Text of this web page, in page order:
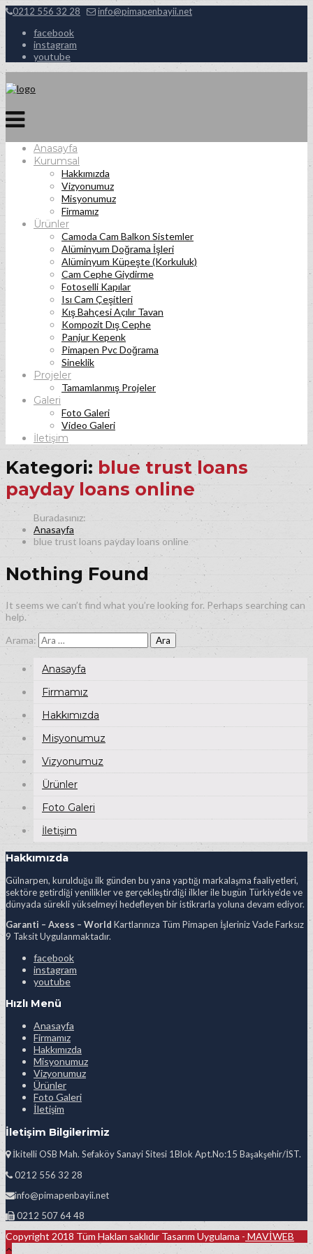
0212 556 32 28 info@pimapenbayii.net
facebook
instagram
youtube
Anasayfa
Kurumsal
Hakkımızda
Vizyonumuz
Misyonumuz
Firmamız
Ürünler
Camoda Cam Balkon Sistemler
Alüminyum Doğrama İşleri
Alüminyum Küpeşte (Korkuluk)
Cam Cephe Giydirme
Fotoselli Kapılar
Isı Cam Çeşitleri
Kış Bahçesi Açılır Tavan
Kompozit Dış Cephe
Panjur Kepenk
Pimapen Pvc Doğrama
Sineklik
Projeler
Tamamlanmış Projeler
Galeri
Foto Galeri
Video Galeri
İletişim
Kategori: blue trust loans
payday loans online
Anasayfa
blue trust loans payday loans online
Nothing Found
It seems we can’t find what you’re looking for. Perhaps searching can
help.
Arama:
Anasayfa
Firmamız
Hakkımızda
Misyonumuz
Vizyonumuz
Ürünler
Foto Galeri
İletişim
Hakkımızda
Gülnarpen, kurulduğu ilk günden bu yana yaptığı markalaşma faaliyetleri,
sektöre getirdiği yenilikler ve gerçekleştirdiği ilkler ile bugün Türkiye’de ve
dünyada sürekli yükselmeyi hedefleyen bir istikrarla yoluna devam ediyor.
Garanti – Axess – World Kartlarınıza Tüm Pimapen İşleriniz Vade Farksız
9 Taksit Uygulanmaktadır.
facebook
instagram
youtube
Hızlı Menü
Anasayfa
Firmamız
Hakkımızda
Misyonumuz
Vizyonumuz
Ürünler
Foto Galeri
İletişim
İletişim Bilgilerimiz
İkitelli OSB Mah. Sefaköy Sanayi Sitesi 1Blok Apt.No:15 Başakşehir/İST.
0212 556 32 28
info@pimapenbayii.net
0212 507 64 48
Copyright 2018 Tüm Hakları saklıdır Tasarım Uygulama - MAVİWEB